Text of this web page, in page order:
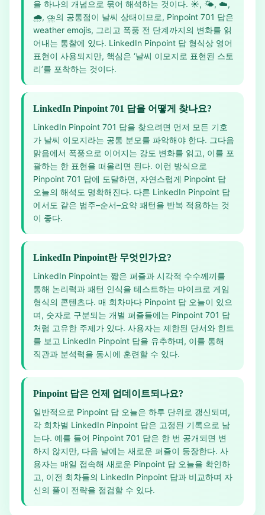
을 하나의 개념으로 묶어 해석하는 것이다. ☀️, 🌤️, ☁️,
🌧️, ⛈️의 공통점이 날씨 상태이므로, Pinpoint 701 답은
weather emojis, 그리고 폭풍 전 단계까지의 변화를 읽
어내는 통찰에 있다. LinkedIn Pinpoint 답 형식상 영어
표현이 사용되지만, 핵심은 ‘날씨 이모지로 표현된 스토
리’를 포착하는 것이다.
LinkedIn Pinpoint 701 답을 어떻게 찾나요?
LinkedIn Pinpoint 701 답을 찾으려면 먼저 모든 기호
가 날씨 이모지라는 공통 분모를 파악해야 한다. 그다음
맑음에서 폭풍으로 이어지는 강도 변화를 읽고, 이를 포
괄하는 한 표현을 떠올리면 된다. 이런 방식으로
Pinpoint 701 답에 도달하면, 자연스럽게 Pinpoint 답
오늘의 해석도 명확해진다. 다른 LinkedIn Pinpoint 답
에서도 같은 범주–순서–요약 패턴을 반복 적용하는 것
이 좋다.
LinkedIn Pinpoint란 무엇인가요?
LinkedIn Pinpoint는 짧은 퍼즐과 시각적 수수께끼를
통해 논리력과 패턴 인식을 테스트하는 마이크로 게임
형식의 콘텐츠다. 매 회차마다 Pinpoint 답 오늘이 있으
며, 숫자로 구분되는 개별 퍼즐들에는 Pinpoint 701 답
처럼 고유한 주제가 있다. 사용자는 제한된 단서와 힌트
를 보고 LinkedIn Pinpoint 답을 유추하며, 이를 통해
직관과 분석력을 동시에 훈련할 수 있다.
Pinpoint 답은 언제 업데이트되나요?
일반적으로 Pinpoint 답 오늘은 하루 단위로 갱신되며,
각 회차별 LinkedIn Pinpoint 답은 고정된 기록으로 남
는다. 예를 들어 Pinpoint 701 답은 한 번 공개되면 변
하지 않지만, 다음 날에는 새로운 퍼즐이 등장한다. 사
용자는 매일 접속해 새로운 Pinpoint 답 오늘을 확인하
고, 이전 회차들의 LinkedIn Pinpoint 답과 비교하며 자
신의 풀이 전략을 점검할 수 있다.